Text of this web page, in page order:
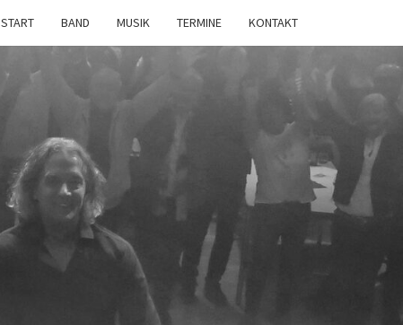
START BAND MUSIK TERMINE KONTAKT